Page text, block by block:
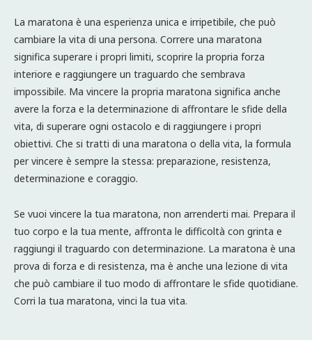
La maratona è una esperienza unica e irripetibile, che può
cambiare la vita di una persona. Correre una maratona
significa superare i propri limiti, scoprire la propria forza
interiore e raggiungere un traguardo che sembrava
impossibile. Ma vincere la propria maratona significa anche
avere la forza e la determinazione di affrontare le sfide della
vita, di superare ogni ostacolo e di raggiungere i propri
obiettivi. Che si tratti di una maratona o della vita, la formula
per vincere è sempre la stessa: preparazione, resistenza,
determinazione e coraggio.
Se vuoi vincere la tua maratona, non arrenderti mai. Prepara il
tuo corpo e la tua mente, affronta le difficoltà con grinta e
raggiungi il traguardo con determinazione. La maratona è una
prova di forza e di resistenza, ma è anche una lezione di vita
che può cambiare il tuo modo di affrontare le sfide quotidiane.
Corri la tua maratona, vinci la tua vita.